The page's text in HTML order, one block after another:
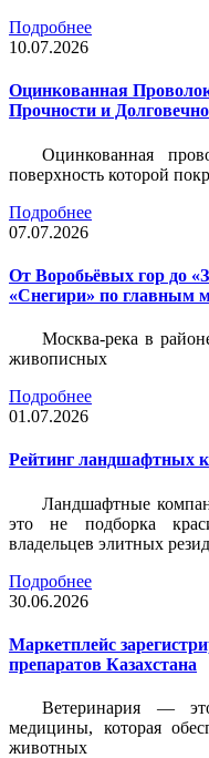
Подробнее
10.07.2026
Оцинкованная
Прочности и
Оцинкованная
поверхность которой
Подробнее
07.07.2026
От Воробьёвых гор до
«Снегири» по главным
Москва-река в
живописных
Подробнее
01.07.2026
Рейтинг ландшафтных
Ландшафтные
это не подборка
владельцев элитных
Подробнее
30.06.2026
Маркетплейс
препаратов Казахстана
Ветеринария —
медицины, которая
животных